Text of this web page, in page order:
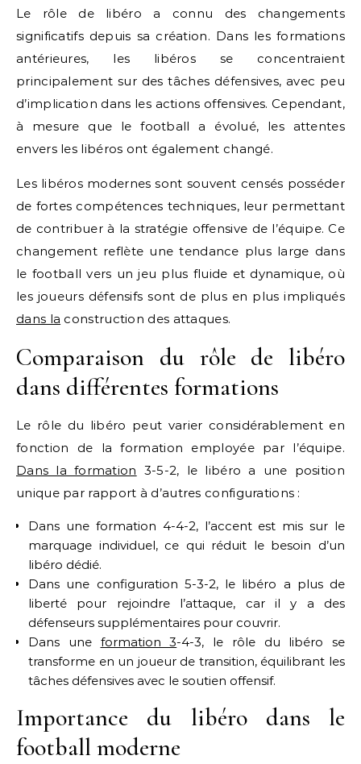
Le rôle de libéro a connu des changements
significatifs depuis sa création. Dans les formations
antérieures, les libéros se concentraient
principalement sur des tâches défensives, avec peu
d’implication dans les actions offensives. Cependant,
à mesure que le football a évolué, les attentes
envers les libéros ont également changé.
Les libéros modernes sont souvent censés posséder
de fortes compétences techniques, leur permettant
de contribuer à la stratégie offensive de l’équipe. Ce
changement reflète une tendance plus large dans
le football vers un jeu plus fluide et dynamique, où
les joueurs défensifs sont de plus en plus impliqués
dans la construction des attaques.
Comparaison du rôle de libéro
dans différentes formations
Le rôle du libéro peut varier considérablement en
fonction de la formation employée par l’équipe.
Dans la formation 3-5-2, le libéro a une position
unique par rapport à d’autres configurations :
Dans une formation 4-4-2, l’accent est mis sur le
marquage individuel, ce qui réduit le besoin d’un
libéro dédié.
Dans une configuration 5-3-2, le libéro a plus de
liberté pour rejoindre l’attaque, car il y a des
défenseurs supplémentaires pour couvrir.
Dans une formation 3-4-3, le rôle du libéro se
transforme en un joueur de transition, équilibrant les
tâches défensives avec le soutien offensif.
Importance du libéro dans le
football moderne